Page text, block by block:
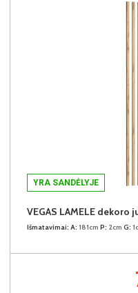
YRA SANDĖLYJE
Išmatavimai: A: 181cm P: 2cm G: